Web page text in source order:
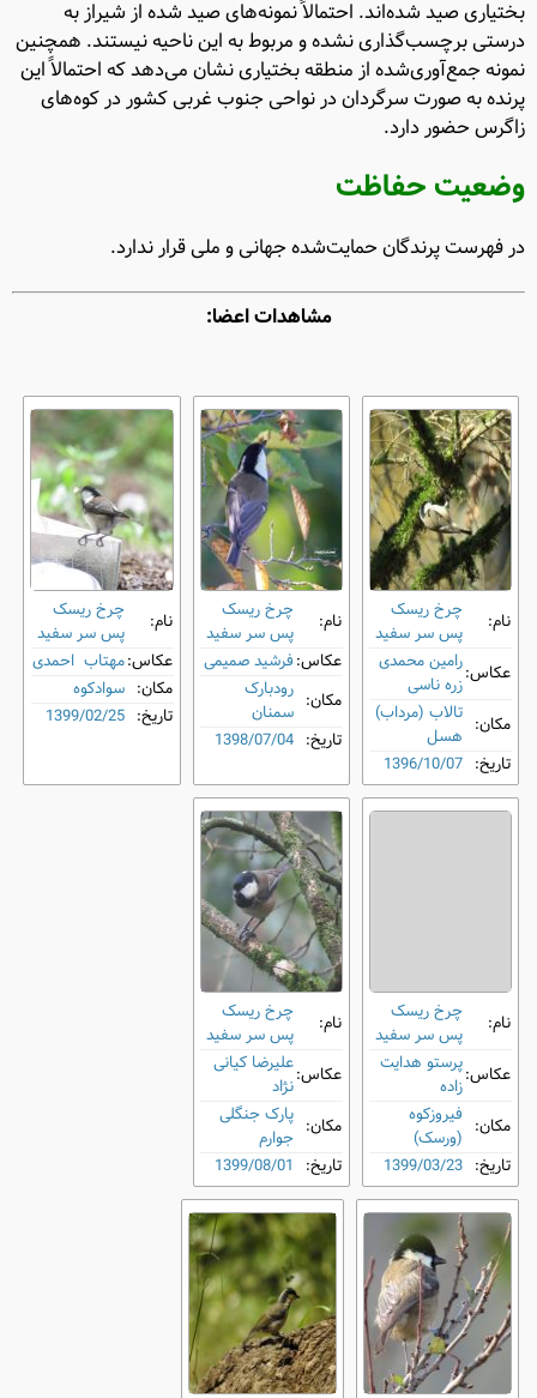
بختیاری صید شده‌اند. احتمالاً نمونه‌های صید شده از شیراز به
درستی برچسب‌گذاری نشده و مربوط به این ناحیه نیستند. همچنین
نمونه جمع‌آوری‌شده از منطقه بختیاری نشان می‌دهد که احتمالاً این
پرنده به صورت سرگردان در نواحی جنوب غربی کشور در کوه‌های
زاگرس حضور دارد.
وضعیت حفاظت
در فهرست پرندگان حمایت‌شده جهانی و ملی قرار ندارد.
مشاهدات اعضا:
نام:
چرخ ‌ریسک
پس ‌سر سفید
عکاس:رامین محمدی
زره ناسی
مکان: تالاب (مرداب)
هسل
تاریخ: 1396/10/07
نام:
چرخ ‌ریسک
پس ‌سر سفید
عکاس:فرشید صمیمی
مکان: رودبارک
سمنان
تاریخ: 1398/07/04
نام:
چرخ ‌ریسک
پس ‌سر سفید
عکاس:مهتاب احمدی
مکان: سوادکوه
تاریخ: 1399/02/25
نام:
چرخ ‌ریسک
پس ‌سر سفید
عکاس:پرستو هدایت
زاده
مکان: فیروزکوه
(ورسک)
تاریخ: 1399/03/23
نام:
چرخ ‌ریسک
پس ‌سر سفید
عکاس:علیرضا کیانی
نژاد
مکان: پارک جنگلی
جوارم
تاریخ: 1399/08/01